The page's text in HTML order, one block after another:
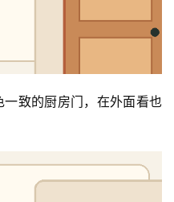
致的厨房门，在外面看也